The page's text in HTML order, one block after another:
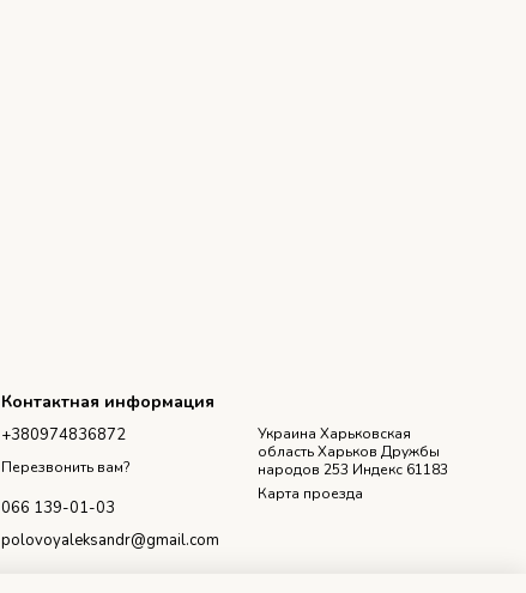
Контактная информация
+380974836872
Перезвонить вам?
066 139-01-03
polovoyaleksandr@gmail.com
Украина Харьковская
область Харьков Дружбы
народов 253 Индекс 61183
Карта проезда